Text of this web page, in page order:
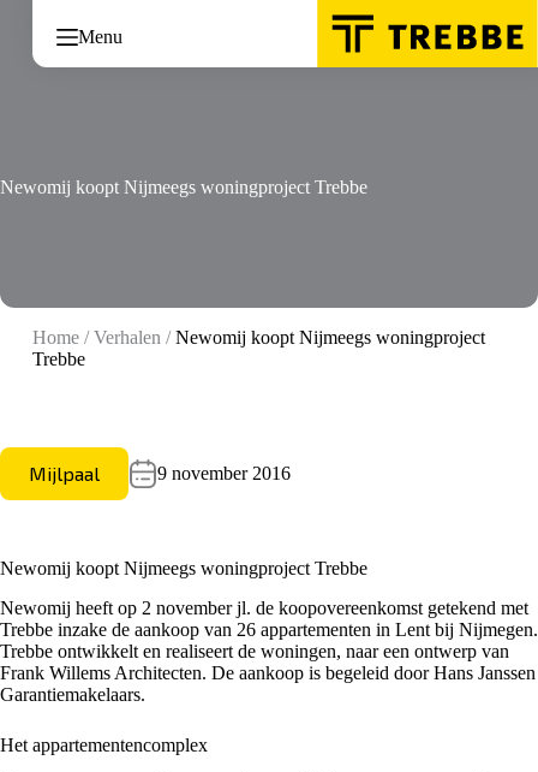
inhoud
Menu
Newomij koopt Nijmeegs woningproject Trebbe
Home/Verhalen /Newomij koopt Nijmeegs woningproject
Trebbe
Mijlpaal 9 november 2016
Newomij koopt Nijmeegs woningproject Trebbe
Newomij heeft op 2 november jl. de koopovereenkomst getekend met
Trebbe inzake de aankoop van 26 appartementen in Lent bij Nijmegen.
Trebbe ontwikkelt en realiseert de woningen, naar een ontwerp van
Frank Willems Architecten. De aankoop is begeleid door Hans Janssen
Garantiemakelaars.
Het appartementencomplex